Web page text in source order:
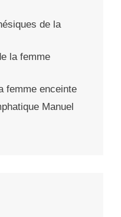
de la
la femme
femme enceinte
Manuel